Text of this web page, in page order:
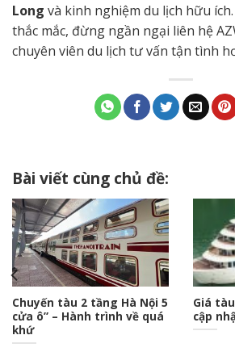
Long và kinh nghiệm du lịch hữu
thắc mắc, đừng ngần ngại liên hệ
chuyên viên du lịch tư vấn tận tình
Bài viết cùng chủ đề:
Chuyến tàu 2 tầng Hà Nội 5
cửa ô” – Hành trình về quá
khứ
Giá
cập